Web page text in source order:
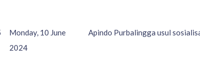
Monday, 10 June
2024
Apindo Purbalingga usul